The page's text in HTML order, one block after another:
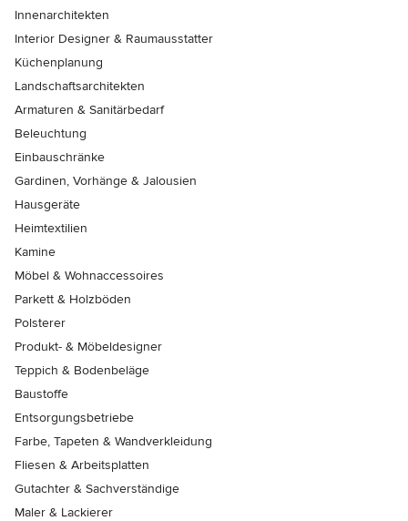
Innenarchitekten
Interior Designer & Raumausstatter
Küchenplanung
Landschaftsarchitekten
Armaturen & Sanitärbedarf
Beleuchtung
Einbauschränke
Gardinen, Vorhänge & Jalousien
Hausgeräte
Heimtextilien
Kamine
Möbel & Wohnaccessoires
Parkett & Holzböden
Polsterer
Produkt- & Möbeldesigner
Teppich & Bodenbeläge
Baustoffe
Entsorgungsbetriebe
Farbe, Tapeten & Wandverkleidung
Fliesen & Arbeitsplatten
Gutachter & Sachverständige
Maler & Lackierer